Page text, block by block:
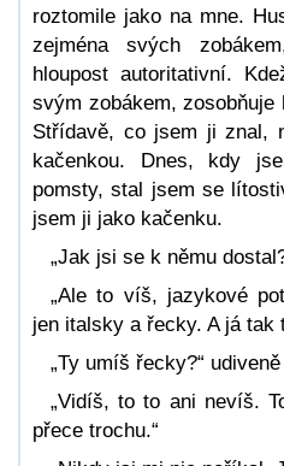
roztomile jako na mne.
zejména svých
hloupost autoritativní.
svým zobákem, zosobňuje
Střídavě, co jsem ji znal,
kačenkou. Dnes, kdy
pomsty, stal jsem se
jsem ji jako kačenku.
„Jak jsi se k němu
„Ale to víš, jazykové
jen italsky a řecky. A já tak
„Ty umíš řecky?“
„Vidíš, to to ani nevíš.
přece trochu.“